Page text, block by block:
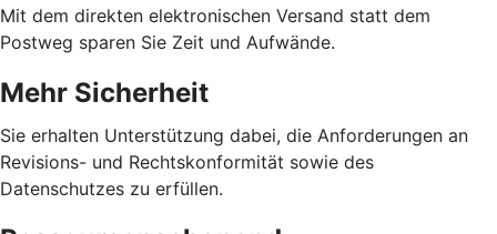
Mit dem direkten elektronischen Versand statt dem
Postweg sparen Sie Zeit und Aufwände.
Mehr Sicherheit
Sie erhalten Unterstützung dabei, die Anforderungen an
Revisions- und Rechtskonformität sowie des
Datenschutzes zu erfüllen.